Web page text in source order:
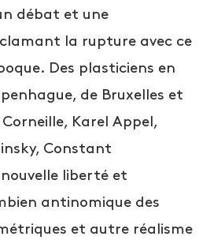
débat et une
la rupture avec ce
Des plasticiens en
de Bruxelles et
Karel Appel,
Constant
liberté et
antinomique des
et autre réalisme